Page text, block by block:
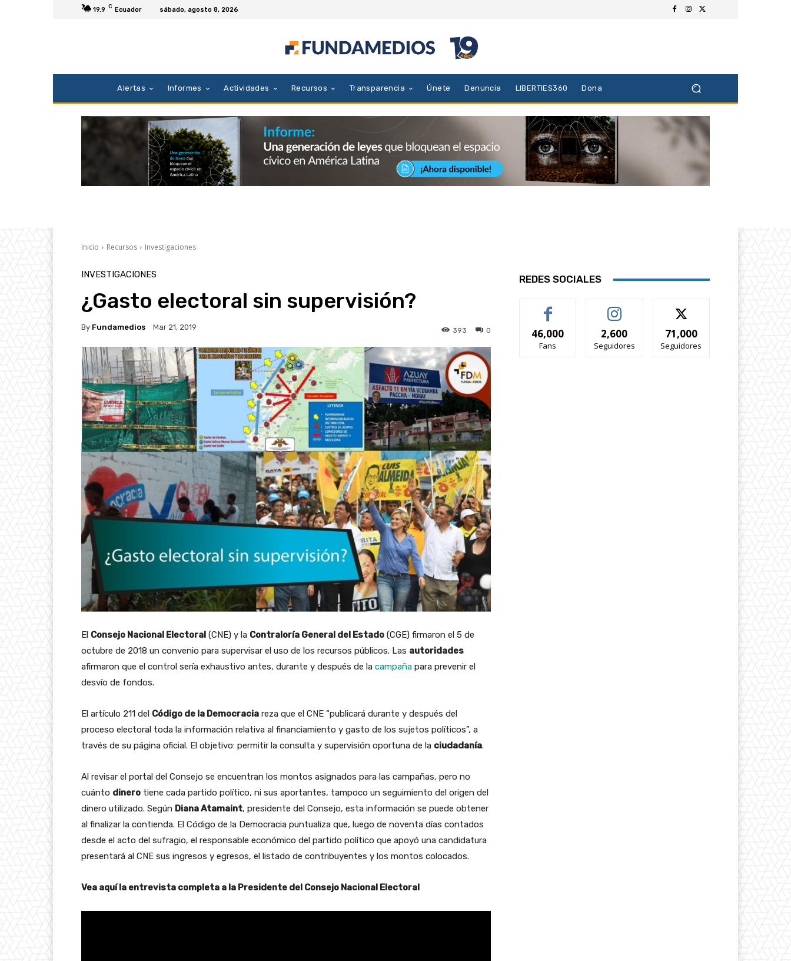
19.9 C Ecuador sábado, agosto 8, 2026
Alertas Informes Actividades Recursos Transparencia Únete Denuncia LIBERTIES360 Dona
Inicio Recursos Investigaciones
INVESTIGACIONES
¿Gasto electoral sin supervisión?
By Fundamedios Mar 21, 2019 0
393
El Consejo Nacional Electoral (CNE) y la Contraloría General del Estado (CGE) firmaron el 5 de
octubre de 2018 un convenio para supervisar el uso de los recursos públicos. Las autoridades
afirmaron que el control sería exhaustivo antes, durante y después de la campaña para prevenir el
desvío de fondos.
El artículo 211 del Código de la Democracia reza que el CNE “publicará durante y después del
proceso electoral toda la información relativa al financiamiento y gasto de los sujetos políticos”, a
través de su página oficial. El objetivo: permitir la consulta y supervisión oportuna de la ciudadanía.
Al revisar el portal del Consejo se encuentran los montos asignados para las campañas, pero no
cuánto dinero tiene cada partido político, ni sus aportantes, tampoco un seguimiento del origen del
dinero utilizado. Según Diana Atamaint, presidente del Consejo, esta información se puede obtener
al finalizar la contienda. El Código de la Democracia puntualiza que, luego de noventa días contados
desde el acto del sufragio, el responsable económico del partido político que apoyó una candidatura
presentará al CNE sus ingresos y egresos, el listado de contribuyentes y los montos colocados.
Vea aquí la entrevista completa a la Presidente del Consejo Nacional Electoral
REDES SOCIALES
46,000
Fans
2,600
Seguidores
71,000
Seguidores